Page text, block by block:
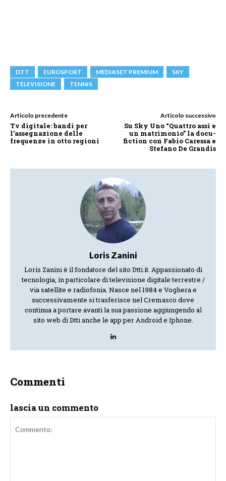
DTT EUROSPORT MEDIASET PREMIUM
SKY
TELEVISIONE
TENNIS
Articolo precedente
Tv digitale: bandi per
l’assegnazione delle
frequenze in otto regioni
Articolo successivo
Su Sky Uno “Quattro assi e
un matrimonio” la docu-
fiction con Fabio Caressa e
Stefano De Grandis
Loris Zanini
Loris Zanini è il fondatore del sito Dtti.it. Appassionato di
tecnologia, in particolare di televisione digitale terrestre /
via satellite e radiofonia. Nasce nel 1984 e Voghera e
successivamente si trasferisce nel Cremasco dove
continua a portare avanti la sua passione aggiungendo al
sito web di Dtti anche le app per Android e Iphone.
Commenti
lascia un commento